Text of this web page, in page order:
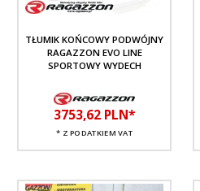
TŁUMIK KOŃCOWY PODWÓJNY
RAGAZZON EVO LINE
SPORTOWY WYDECH
3753,62 PLN*
* Z PODATKIEM VAT